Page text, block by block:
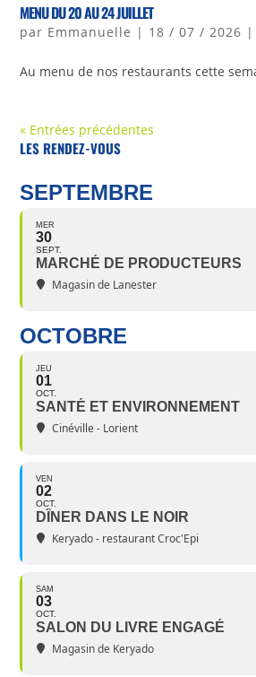
MENU DU 20 AU 24 JUILLET
par Emmanuelle | 18 / 07 / 2026 |
Au menu de nos restaurants cette
« Entrées précédentes
LES RENDEZ-VOUS
SEPTEMBRE
MER
30
SEPT.
MARCHÉ DE PRODUCTEURS
Magasin de Lanester
OCTOBRE
JEU
01
OCT.
SANTÉ ET ENVIRONNEMENT
Cinéville - Lorient
VEN
02
OCT.
DÎNER DANS LE NOIR
Keryado - restaurant Croc'Epi
SAM
03
OCT.
SALON DU LIVRE ENGAGÉ
Magasin de Keryado